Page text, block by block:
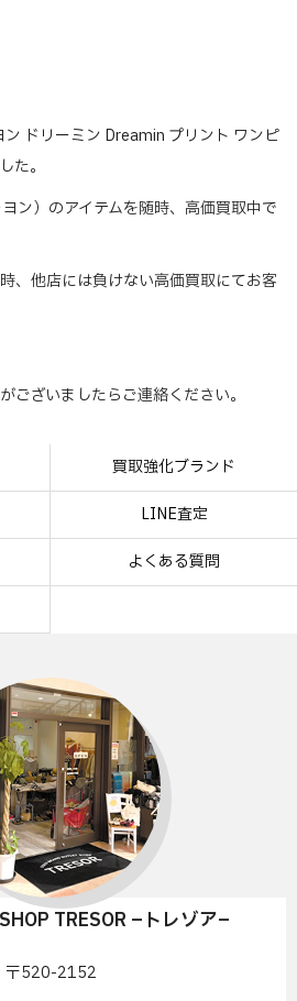
ドリーミン Dreamin プリント ワンピ
た。
ン）のアイテムを随時、高価買取中で
、他店には負けない高価買取にてお客
ございましたらご連絡ください。
買取強化ブランド
LINE査定
よくある質問
TRESOR –トレゾア–
〒520-2152